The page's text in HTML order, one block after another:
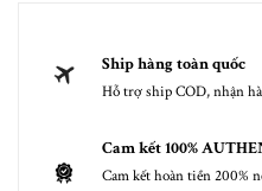
Ship hàng toàn quốc
Hỗ trợ ship COD, nhận
Cam kết 100%
Cam kết hoàn tiền 200%